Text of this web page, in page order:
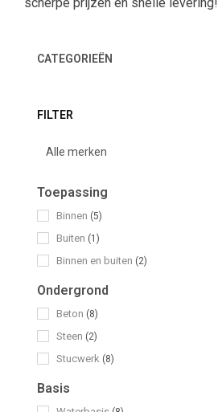
CATEGORIEËN
FILTER
Toepassing
Binnen (5)
Buiten (1)
Binnen en buiten (2)
Ondergrond
Beton (8)
Steen (2)
Stucwerk (8)
Basis